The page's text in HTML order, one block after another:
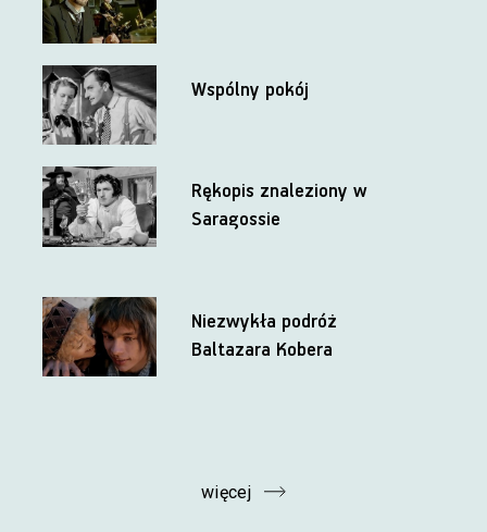
Wspólny pokój
Rękopis znaleziony w
Saragossie
Niezwykła podróż
Baltazara Kobera
więcej